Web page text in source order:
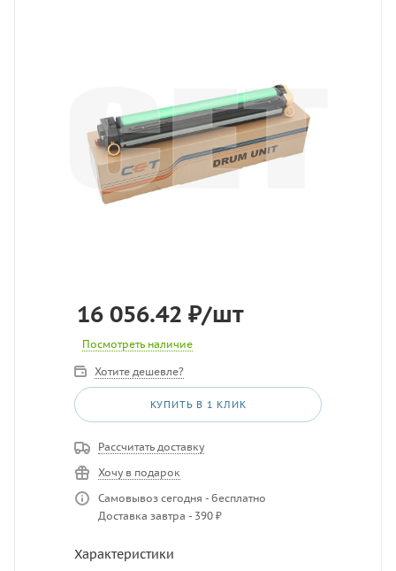
16 056.42 ₽/шт
Посмотреть наличие
Хотите дешевле?
КУПИТЬ В 1 КЛИК
Рассчитать доставку
Хочу в подарок
Самовывоз сегодня - бесплатно
Доставка завтра - 390 ₽
Характеристики